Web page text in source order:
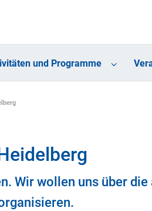
und Programme
Wir wollen uns über